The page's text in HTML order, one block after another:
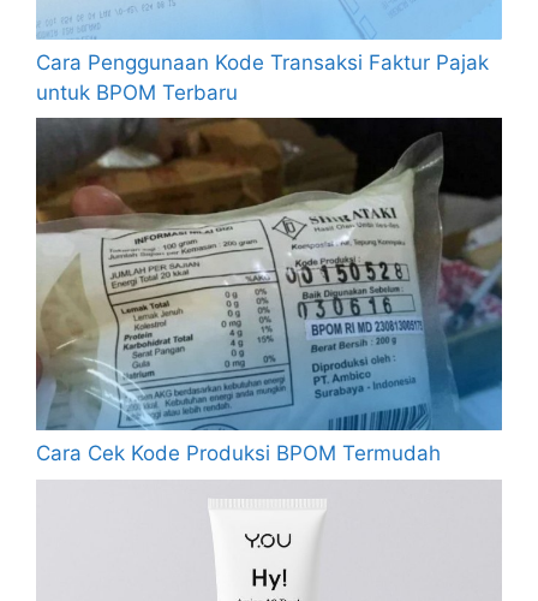
Cara Penggunaan Kode Transaksi Faktur Pajak
untuk BPOM Terbaru
Cara Cek Kode Produksi BPOM Termudah